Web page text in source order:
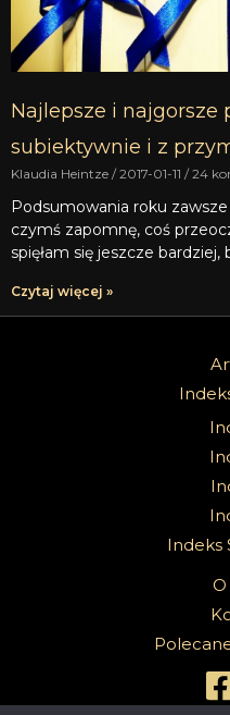
Najlepsze i najgorsze
subiektywnie i z
Klaudia Heintze 2017-01-11 24
Podsumowania roku
czymś zapomnę, coś
spięłam się jeszcze
Czytaj więcej »
Indeks